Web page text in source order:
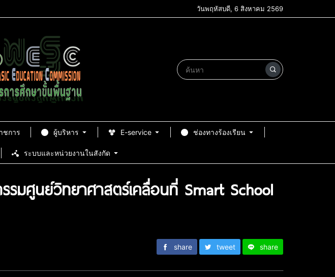
วันพฤหัสบดี, 6 สิงหาคม 2569
ชการ ผู้บริหาร E-service ช่องทางร้องเรียน
ระบบและหน่วยงานในสังกัด
รมศูนย์วิทยาศาสตร์เคลื่อนที่ Smart School
share tweet share